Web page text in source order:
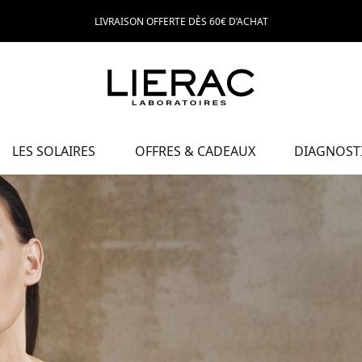
LIVRAISON OFFERTE DÈS 60€ D’ACHAT
LES SOLAIRES OFFRES & CADEAUX